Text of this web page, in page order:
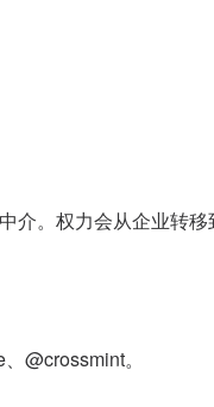
。权力会从企业转移
@crossmint。